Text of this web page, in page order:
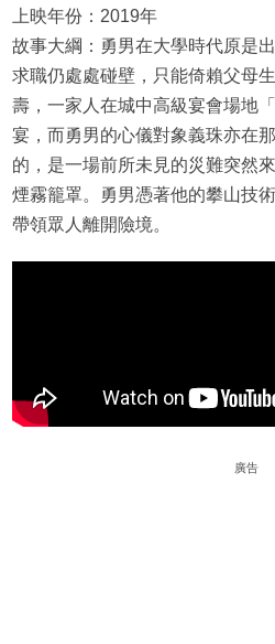
上映年份：2019年
故事大綱：勇男在大學時代原是
求職仍處處碰壁，只能倚賴父母
壽，一家人在城中高級宴會場地
宴，而勇男的心儀對象義珠亦在
的，是一場前所未見的災難突然
煙霧籠罩。勇男憑著他的攀山技
帶領眾人離開險境。
廣告